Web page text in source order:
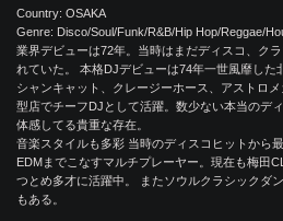
Country: OSAKA
Genre: Disco/Soul/Funk/R&B/Hip Hop/Reggae/
業界デビューは72年。当時はまだディスコ、ク
れていた。 本格DJデビューは74年一世風靡した
シャンキャット、クレージーホース、アストロ
型店でチーフDJとして活躍。数少ない本当のデ
体感してる貴重な存在。
音楽スタイルも多彩 当時のディスコヒットから
EDMまでこなすマルチプレーヤー。現在も梅田
つとめ多才に活躍中。 またソウルクラシックダ
もある。